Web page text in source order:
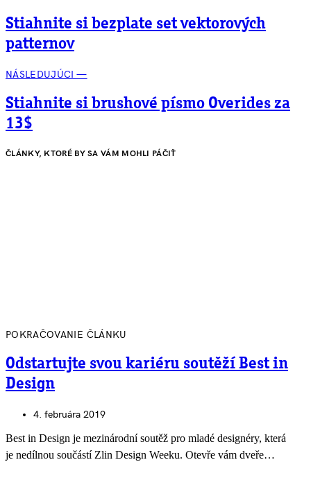
Stiahnite si bezplate set vektorových
patternov
NÁSLEDUJÚCI —
Stiahnite si brushové písmo Overides za
13$
ČLÁNKY, KTORÉ BY SA VÁM MOHLI PÁČIŤ
POKRAČOVANIE ČLÁNKU
Odstartujte svou kariéru soutěží Best in
Design
4. februára 2019
Best in Design je mezinárodní soutěž pro mladé designéry, která
je nedílnou součástí Zlin Design Weeku. Otevře vám dveře…